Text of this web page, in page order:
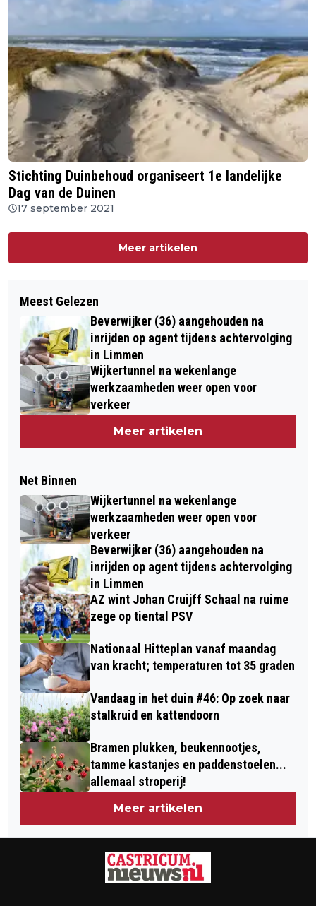
Stichting Duinbehoud organiseert 1e landelijke
Dag van de Duinen
17 september 2021
Meer artikelen
Meest Gelezen
Beverwijker (36) aangehouden na
inrijden op agent tijdens achtervolging
in Limmen
Wijkertunnel na wekenlange
werkzaamheden weer open voor
verkeer
Meer artikelen
Net Binnen
Wijkertunnel na wekenlange
werkzaamheden weer open voor
verkeer
Beverwijker (36) aangehouden na
inrijden op agent tijdens achtervolging
in Limmen
AZ wint Johan Cruijff Schaal na ruime
zege op tiental PSV
Nationaal Hitteplan vanaf maandag
van kracht; temperaturen tot 35 graden
Vandaag in het duin #46: Op zoek naar
stalkruid en kattendoorn
Bramen plukken, beukennootjes,
tamme kastanjes en paddenstoelen...
allemaal stroperij!
Meer artikelen